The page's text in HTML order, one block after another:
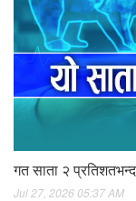
गत साता २
Jul 27, 2026 05:37 AM